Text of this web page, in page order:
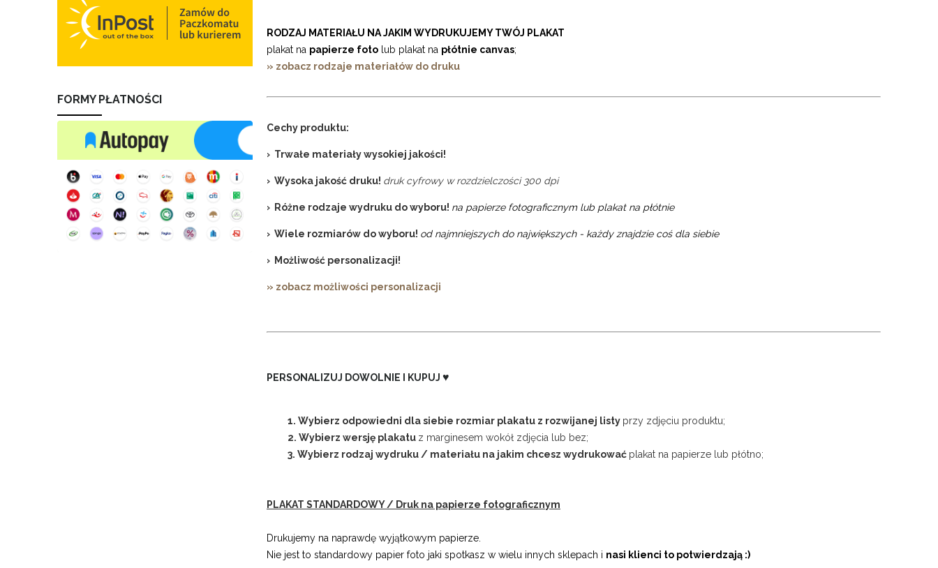
FORMY PŁATNOŚCI
RODZAJ MATERIAŁU NA JAKIM WYDRUKUJEMY TWÓJ PLAKAT
plakat na papierze foto lub plakat na płótnie canvas;
» zobacz rodzaje materiałów do druku
Cechy produktu:
› Trwałe materiały wysokiej jakości!
› Wysoka jakość druku! druk cyfrowy w rozdzielczości 300 dpi
› Różne rodzaje wydruku do wyboru! na papierze fotograficznym lub plakat na płótnie
› Wiele rozmiarów do wyboru! od najmniejszych do największych - każdy znajdzie coś dla siebie
› Możliwość personalizacji!
» zobacz możliwości personalizacji
PERSONALIZUJ DOWOLNIE I KUPUJ ♥
1. Wybierz odpowiedni dla siebie rozmiar plakatu z rozwijanej listy przy zdjęciu produktu;
2. Wybierz wersję plakatu z marginesem wokół zdjęcia lub bez;
3. Wybierz rodzaj wydruku / materiału na jakim chcesz wydrukować plakat na papierze lub płótno;
PLAKAT STANDARDOWY / Druk na papierze fotograficznym
Drukujemy na naprawdę wyjątkowym papierze.
Nie jest to standardowy papier foto jaki spotkasz w wielu innych sklepach i nasi klienci to potwierdzają :)